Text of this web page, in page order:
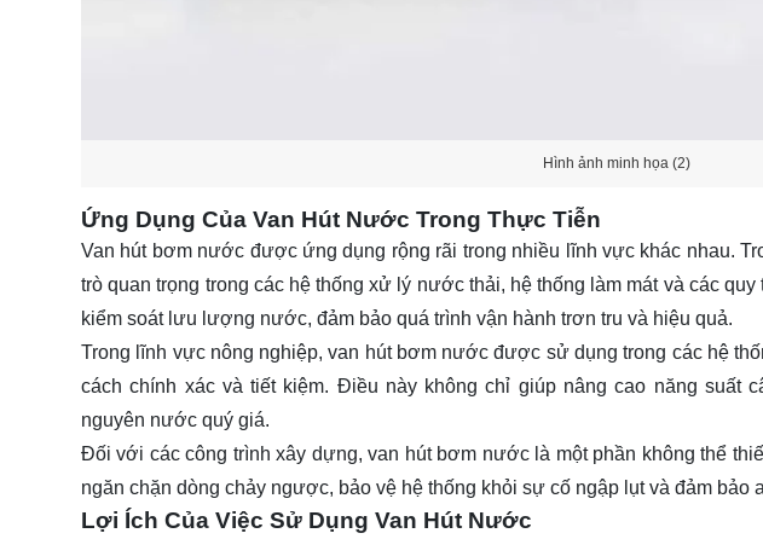
Hình ảnh minh họa (2)
Ứng Dụng Của Van Hút Nước Trong Thực Tiễn
Van hút bơm nước được ứng dụng rộng rãi trong nhiều lĩnh vực khác nhau.
trò quan trọng trong các hệ thống xử lý nước thải, hệ thống làm mát và các
kiểm soát lưu lượng nước, đảm bảo quá trình vận hành trơn tru và hiệu quả.
Trong lĩnh vực nông nghiệp, van hút bơm nước được sử dụng trong các hệ
cách chính xác và tiết kiệm. Điều này không chỉ giúp nâng cao năng suất
nguyên nước quý giá.
Đối với các công trình xây dựng, van hút bơm nước là một phần không thể
ngăn chặn dòng chảy ngược, bảo vệ hệ thống khỏi sự cố ngập lụt và đảm bảo
Lợi Ích Của Việc Sử Dụng Van Hút Nước